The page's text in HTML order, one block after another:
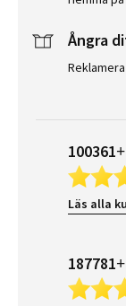
Ångra
Läs alla